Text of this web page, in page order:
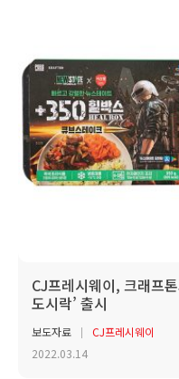
CJ프레시웨이, 크래프
도시락’ 출시
보도자료
CJ프레시웨이
2022.03.14